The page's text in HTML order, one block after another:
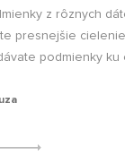
z rôznych
presnejšie
podmienky ku